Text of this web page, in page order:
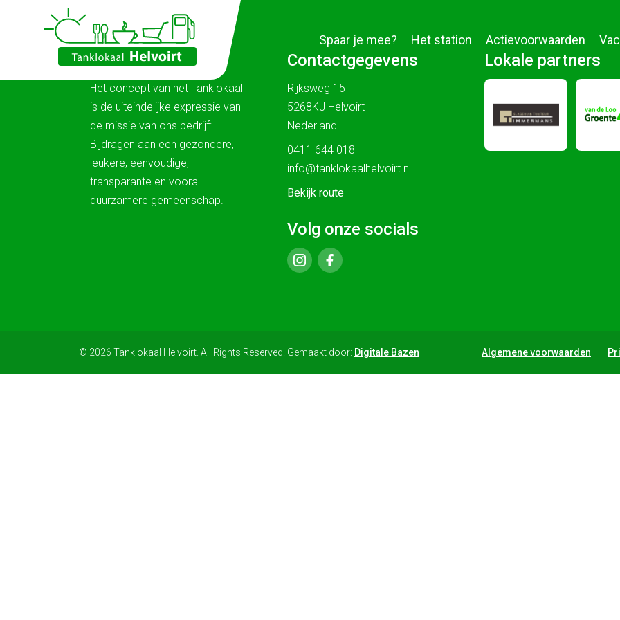
Spaar je mee? Het station Actievoorwaarden
Ons verhaal
Het concept van het Tanklokaal
is de uiteindelijke expressie van
de missie van ons bedrijf:
Bijdragen aan een gezondere,
leukere, eenvoudige,
transparante en vooral
duurzamere gemeenschap.
Contactgegevens
Rijksweg 15
5268KJ Helvoirt
Nederland
0411 644 018
info@tanklokaalhelvoirt.nl
Bekijk route
Volg onze socials
Lokale partners
© 2026 Tanklokaal Helvoirt. All Rights Reserved. Gemaakt door: Digitale Bazen Algemene voorwaarden